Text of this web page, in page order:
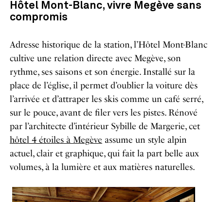
Hôtel Mont-Blanc, vivre Megève sans
compromis
Adresse historique de la station, l’Hôtel Mont-Blanc
cultive une relation directe avec Megève, son
rythme, ses saisons et son énergie. Installé sur la
place de l’église, il permet d’oublier la voiture dès
l’arrivée et d’attraper les skis comme un café serré,
sur le pouce, avant de filer vers les pistes. Rénové
par l’architecte d’intérieur Sybille de Margerie, cet
hôtel 4 étoiles à Megève assume un style alpin
actuel, clair et graphique, qui fait la part belle aux
volumes, à la lumière et aux matières naturelles.